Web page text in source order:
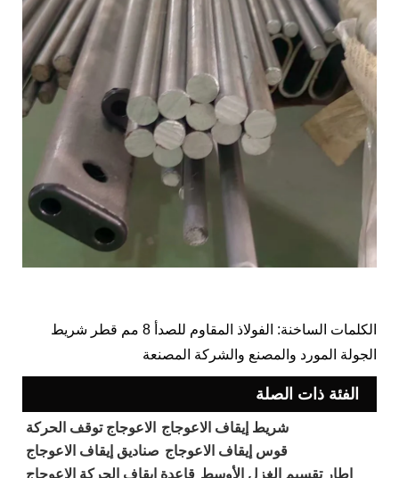
الكلمات الساخنة: الفولاذ المقاوم للصدأ 8 مم قطر شريط
الجولة المورد والمصنع والشركة المصنعة
الفئة ذات الصلة
الاعوجاج توقف الحركة
شريط إيقاف الاعوجاج
صناديق إيقاف الاعوجاج قوس إيقاف الاعوجاج
قاعدة إيقاف الحركة الاعوجاج إطار تقسيم الغزل الأوسط